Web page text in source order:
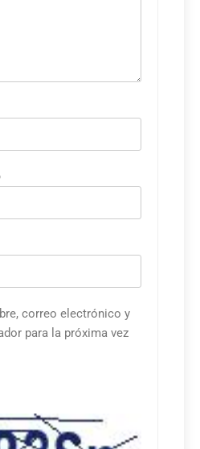
correo electrónico y
para la próxima vez